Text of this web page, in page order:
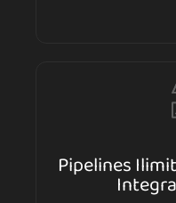
Pipelines